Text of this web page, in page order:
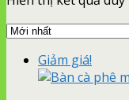
Giảm giá!